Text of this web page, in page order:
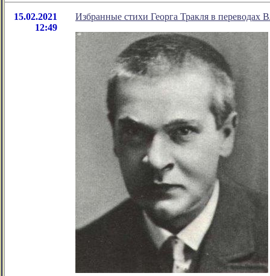
15.02.2021
12:49
Избранные стихи Георга Тракля в переводах